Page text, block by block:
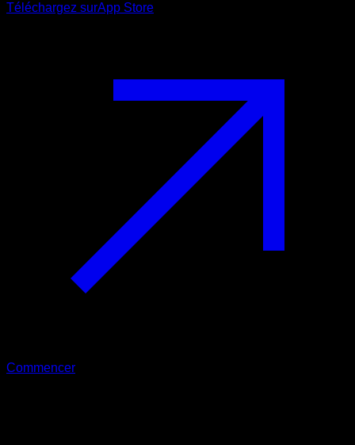
Téléchargez surApp Store
Commencer